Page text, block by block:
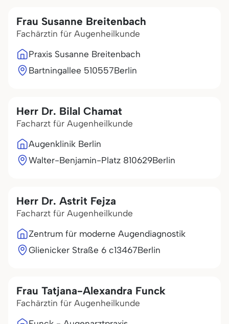
Frau Susanne Breitenbach
Fachärztin für Augenheilkunde
Praxis Susanne Breitenbach
Bartningallee 510557Berlin
Herr Dr. Bilal Chamat
Facharzt für Augenheilkunde
Augenklinik Berlin
Walter-Benjamin-Platz 810629Berlin
Herr Dr. Astrit Fejza
Facharzt für Augenheilkunde
Zentrum für moderne Augendiagnostik
Glienicker Straße 6 c13467Berlin
Frau Tatjana-Alexandra Funck
Fachärztin für Augenheilkunde